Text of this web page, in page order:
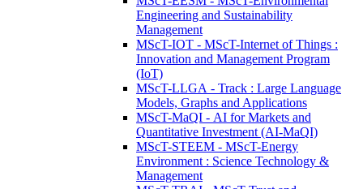
Engineering and Sustainability
Management
MScT-IOT - MScT-Internet of Things :
Innovation and Management Program
(IoT)
MScT-LLGA - Track : Large Language
Models, Graphs and Applications
MScT-MaQI - AI for Markets and
Quantitative Investment (AI-MaQI)
MScT-STEEM - MScT-Energy
Environment : Science Technology &
Management